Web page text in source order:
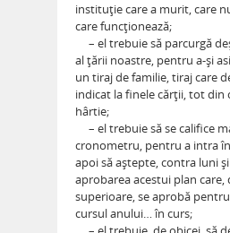
instituţie care a murit, care
care funcţionează;
– el trebuie să parcurgă
al ţării noastre, pentru a-şi
un tiraj de familie, tiraj care
indicat la finele cărţii, tot din
hârtie;
– el trebuie să se califice
cronometru, pentru a intra
apoi să aştepte, contra luni
aprobarea acestui plan
superioare, se aprobă
cursul anului… în curs;